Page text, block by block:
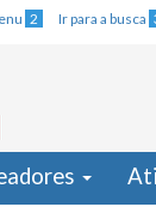
2 Ir para a busca